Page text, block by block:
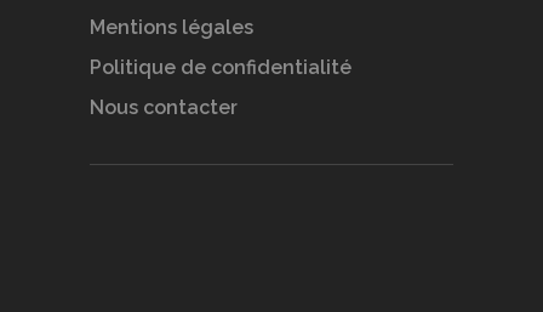
Mentions légales
Politique de confidentialité
Nous contacter